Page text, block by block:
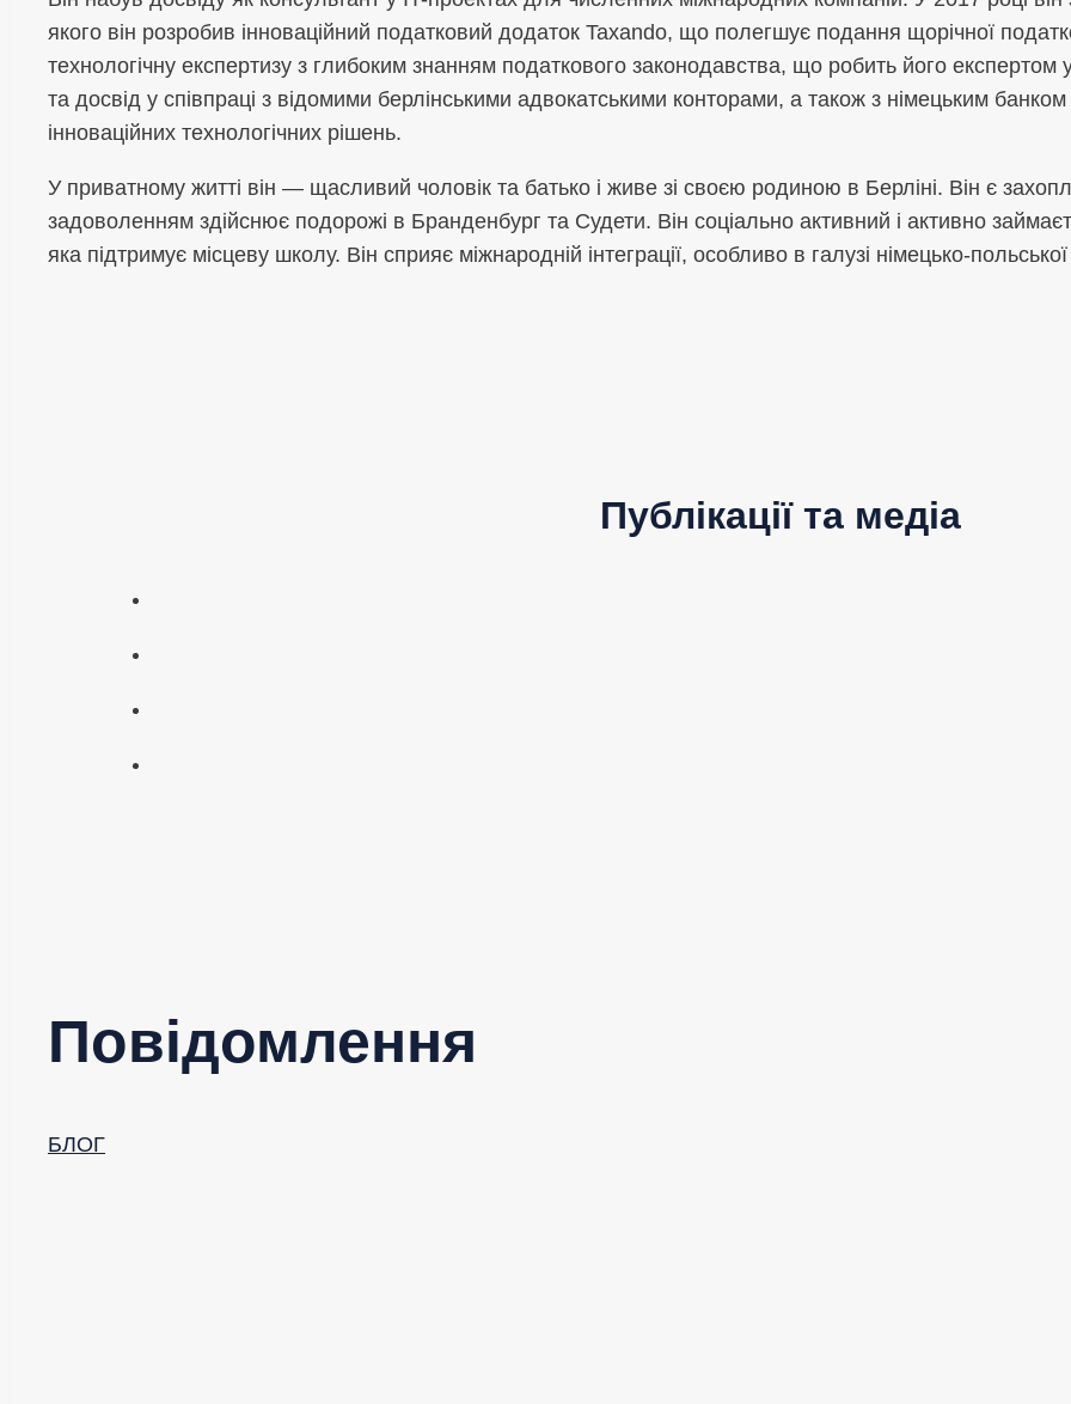
якого він розробив інноваційний податковий додаток Taxando, що полегшує подання щорічної
технологічну експертизу з глибоким знанням податкового законодавства, що робить його експертом
та досвід у співпраці з відомими берлінськими адвокатськими конторами, а також з німецьким
інноваційних технологічних рішень.
У приватному житті він — щасливий чоловік та батько і живе зі своєю родиною в Берліні. Він є
задоволенням здійснює подорожі в Бранденбург та Судети. Він соціально активний і активно
яка підтримує місцеву школу. Він сприяє міжнародній інтеграції, особливо в галузі німецько-польської
Публікації та медіа
Повідомлення
БЛОГ